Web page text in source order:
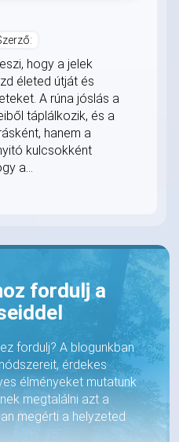
hogy a jelek
életed útját és
A rúna jóslás a
táplálkozik, és a
hanem a
kulcsokként
a...
fordulj a
fordulj? A blogunkban
érdekes
élményeket mutatunk
megtalálni azt a
megérti a helyzeted